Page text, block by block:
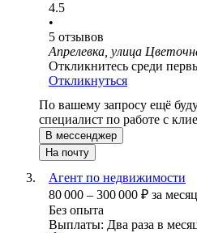
4.5
•
5 отзывов
Апрелевка, улица
Откликнитесь среди
Откликнуться
По вашему запросу ещё
специалист по работе с
В мессенджер
На почту
Агент по недвижимости
80 000 – 300 000 ₽ за
Без опыта
Выплаты: Два раза в